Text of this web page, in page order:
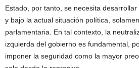
Estado, por tanto, se necesita
y bajo la actual situación política,
parlamentaria. En tal contexto, la
izquierda del gobierno es fundamental,
imponer la seguridad como la mayor